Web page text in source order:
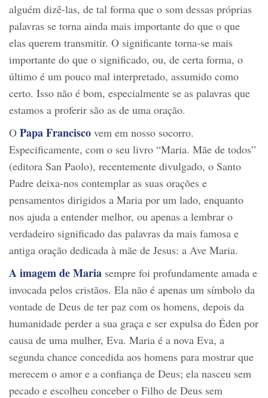
alguém dizê-las, de tal forma que o som dessas próprias
palavras se torna ainda mais importante do que o que
elas querem transmitir. O significante torna-se mais
importante do que o significado, ou, de certa forma, o
último é um pouco mal interpretado, assumido como
certo. Isso não é bom, especialmente se as palavras que
estamos a proferir são as de uma oração.
O Papa Francisco vem em nosso socorro.
Especificamente, com o seu livro “Maria. Mãe de todos”
(editora San Paolo), recentemente divulgado, o Santo
Padre deixa-nos contemplar as suas orações e
pensamentos dirigidos a Maria por um lado, enquanto
nos ajuda a entender melhor, ou apenas a lembrar o
verdadeiro significado das palavras da mais famosa e
antiga oração dedicada à mãe de Jesus: a Ave Maria.
A imagem de Maria sempre foi profundamente amada e
invocada pelos cristãos. Ela não é apenas um símbolo da
vontade de Deus de ter paz com os homens, depois da
humanidade perder a sua graça e ser expulsa do Éden por
causa de uma mulher, Eva. Maria é a nova Eva, a
segunda chance concedida aos homens para mostrar que
merecem o amor e a confiança de Deus; ela nasceu sem
pecado e escolheu conceber o Filho de Deus sem